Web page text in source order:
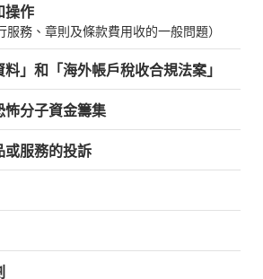
操作
服務、章則及條款費用收的一般問題）
料」和「海外帳戶稅收合規法案」
怖分子資金籌集
或服務的投訴